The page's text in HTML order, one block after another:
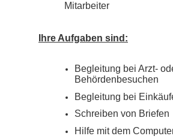
Mitarbeiter
Ihre Aufgaben sind:
Begleitung bei Arzt-
Behördenbesuchen
Begleitung bei
Schreiben von Briefen
Hilfe mit dem